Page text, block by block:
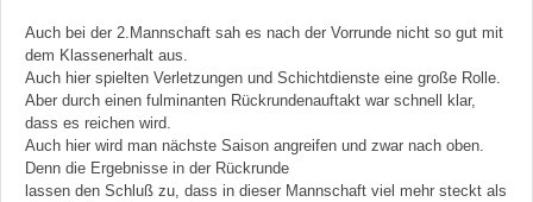
Auch bei der 2.Mannschaft sah es nach der Vorrunde nicht so gut mit
dem Klassenerhalt aus.
Auch hier spielten Verletzungen und Schichtdienste eine große Rolle.
Aber durch einen fulminanten Rückrundenauftakt war schnell klar,
dass es reichen wird.
Auch hier wird man nächste Saison angreifen und zwar nach oben.
Denn die Ergebnisse in der Rückrunde
lassen den Schluß zu, dass in dieser Mannschaft viel mehr steckt als